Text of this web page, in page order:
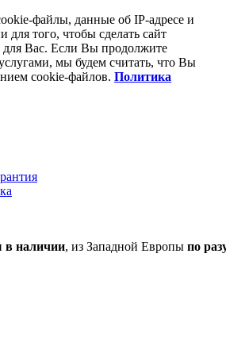
файлы, данные об IP-адресе и
того, чтобы сделать сайт
Вас. Если Вы продолжите
мы будем считать, что Вы
cookie-файлов. Политика
в наличии, из Западной Европы по